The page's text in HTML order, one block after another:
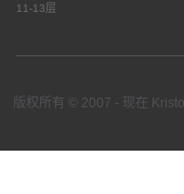
11-13层
版权所有 © 2007 - 现在